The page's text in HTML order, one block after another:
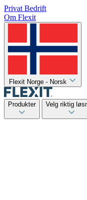
Privat Bedrift
Om Flexit
Flexit Norge - Norsk
Produkter Velg riktig